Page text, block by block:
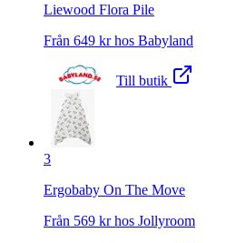
Liewood Flora Pile
Från 649 kr hos Babyland
Till butik
3
Ergobaby On The Move
Från 569 kr hos Jollyroom